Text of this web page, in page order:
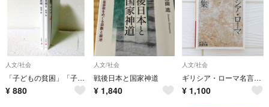
人文/社会
「子どもの貧困」「子どもの貧困Ⅱ」2冊セット 阿部 彩 岩波新書
¥ 880
人文/社会
戦後日本と国家神道
¥ 1,840
人文/社会
ギリシア・ローマ名言集 柳沼重剛 哲学 古典 名言 教養 西洋文学
¥ 1,100